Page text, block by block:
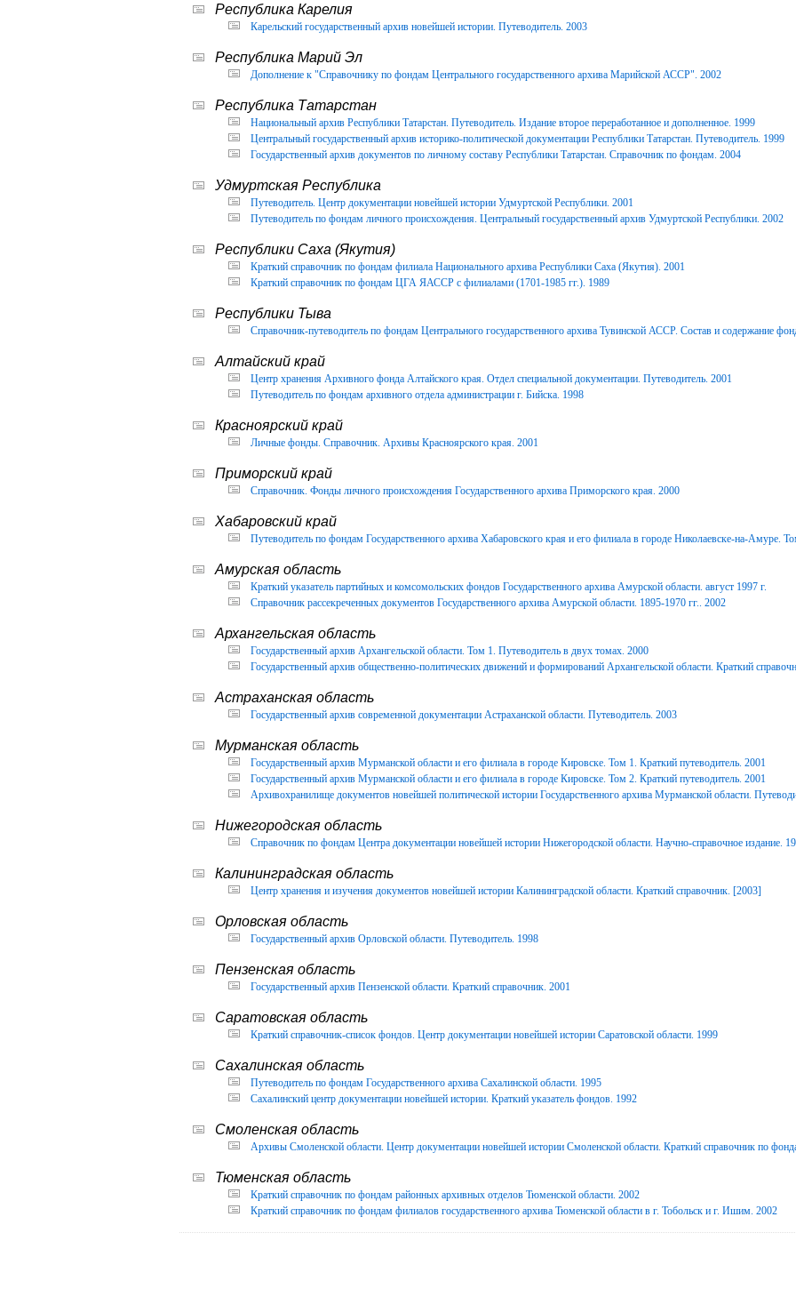
Республика Карелия
Карельский государственный архив новейшей истории. Путеводитель. 2003
Республика Марий Эл
Дополнение к "Справочнику по фондам Центрального государственного архива Марийской АССР". 2002
Республика Татарстан
Национальный архив Республики Татарстан. Путеводитель. Издание второе переработанное и дополненное. 1999
Центральный государственный архив историко-политической документации Республики Татарстан. Путеводитель. 1999
Государственный архив документов по личному составу Республики Татарстан. Справочник по фондам. 2004
Удмуртская Республика
Путеводитель. Центр документации новейшей истории Удмуртской Республики. 2001
Путеводитель по фондам личного происхождения. Центральный государственный архив Удмуртской Республики. 2002
Республики Саха (Якутия)
Краткий справочник по фондам филиала Национального архива Республики Саха (Якутия). 2001
Краткий справочник по фондам ЦГА ЯАССР с филиалами (1701-1985 гг.). 1989
Республики Тыва
Справочник-путеводитель по фондам Центрального государственного архива Тувинской АССР. Состав и содержание
Алтайский край
Центр хранения Архивного фонда Алтайского края. Отдел специальной документации. Путеводитель. 2001
Путеводитель по фондам архивного отдела администрации г. Бийска. 1998
Красноярский край
Личные фонды. Справочник. Архивы Красноярского края. 2001
Приморский край
Справочник. Фонды личного происхождения Государственного архива Приморского края. 2000
Хабаровский край
Путеводитель по фондам Государственного архива Хабаровского края и его филиала в городе Николаевске-на-Амуре.
Амурская область
Краткий указатель партийных и комсомольских фондов Государственного архива Амурской области. август 1997 г.
Справочник рассекреченных документов Государственного архива Амурской области. 1895-1970 гг.. 2002
Архангельская область
Государственный архив Архангельской области. Том 1. Путеводитель в двух томах. 2000
Государственный архив общественно-политических движений и формирований Архангельской области. Краткий
Астраханская область
Государственный архив современной документации Астраханской области. Путеводитель. 2003
Мурманская область
Государственный архив Мурманской области и его филиала в городе Кировске. Том 1. Краткий путеводитель. 2001
Государственный архив Мурманской области и его филиала в городе Кировске. Том 2. Краткий путеводитель. 2001
Архивохранилище документов новейшей политической истории Государственного архива Мурманской области.
Нижегородская область
Справочник по фондам Центра документации новейшей истории Нижегородской области. Научно-справочное издание.
Калининградская область
Центр хранения и изучения документов новейшей истории Калининградской области. Краткий справочник. [2003]
Орловская область
Государственный архив Орловской области. Путеводитель. 1998
Пензенская область
Государственный архив Пензенской области. Краткий справочник. 2001
Саратовская область
Краткий справочник-список фондов. Центр документации новейшей истории Саратовской области. 1999
Сахалинская область
Путеводитель по фондам Государственного архива Сахалинской области. 1995
Сахалинский центр документации новейшей истории. Краткий указатель фондов. 1992
Смоленская область
Архивы Смоленской области. Центр документации новейшей истории Смоленской области. Краткий справочник по
Тюменская область
Краткий справочник по фондам районных архивных отделов Тюменской области. 2002
Краткий справочник по фондам филиалов государственного архива Тюменской области в г. Тобольск и г. Ишим. 2002